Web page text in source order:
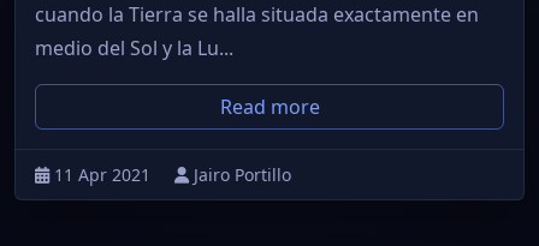
cuando la Tierra se halla situada exactamente en
medio del Sol y la Lu...
Read more
11 Apr 2021 Jairo Portillo